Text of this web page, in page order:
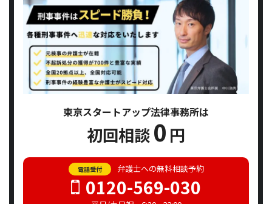
東京スタートアップ法律事務所は
初回相談0 円
電話受付 弁護士への無料相談予約
0120-569-030